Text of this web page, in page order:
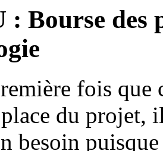
Bourse des
fois
du projet,
besoin